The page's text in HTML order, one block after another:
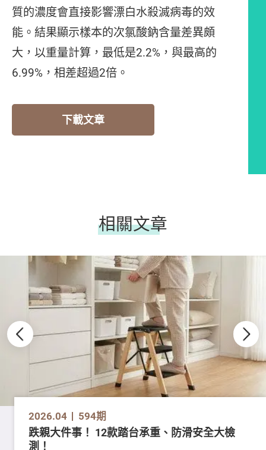
質的濃度會直接影響漂白水殺滅病毒的效
能。結果顯示樣本的次氯酸鈉含量差異頗
大，以重量計算，最低是2.2%，與最高的
6.99%，相差超過2倍。
下載文章
相關文章
2026.04 594期
跌親大件事！ 12款踏台承重、防滑安全大檢
測！